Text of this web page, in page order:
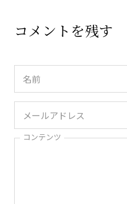
コメントを残す
コンテンツ